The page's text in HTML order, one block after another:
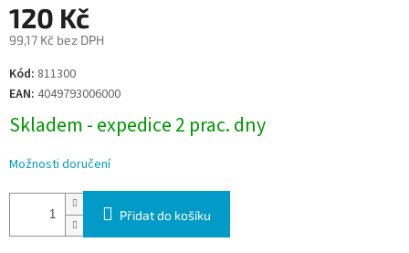
120 Kč
99,17 Kč bez DPH
Měrná
cena:
Kód: 811300
EAN: 4049793006000
Skladem - expedice 2 prac. dny
Možnosti doručení
Přidat do košíku